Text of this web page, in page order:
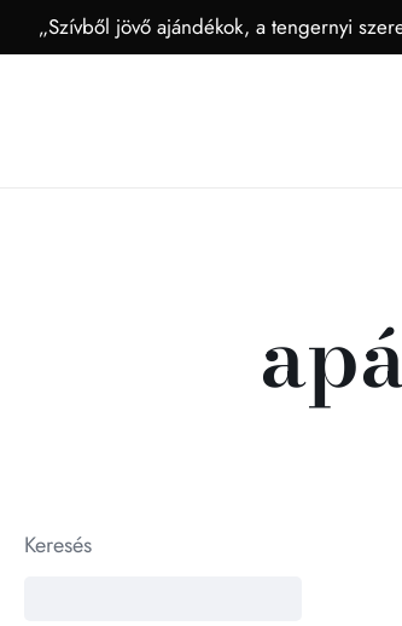
„Szívből jövő ajándékok, a tengernyi
Keresés